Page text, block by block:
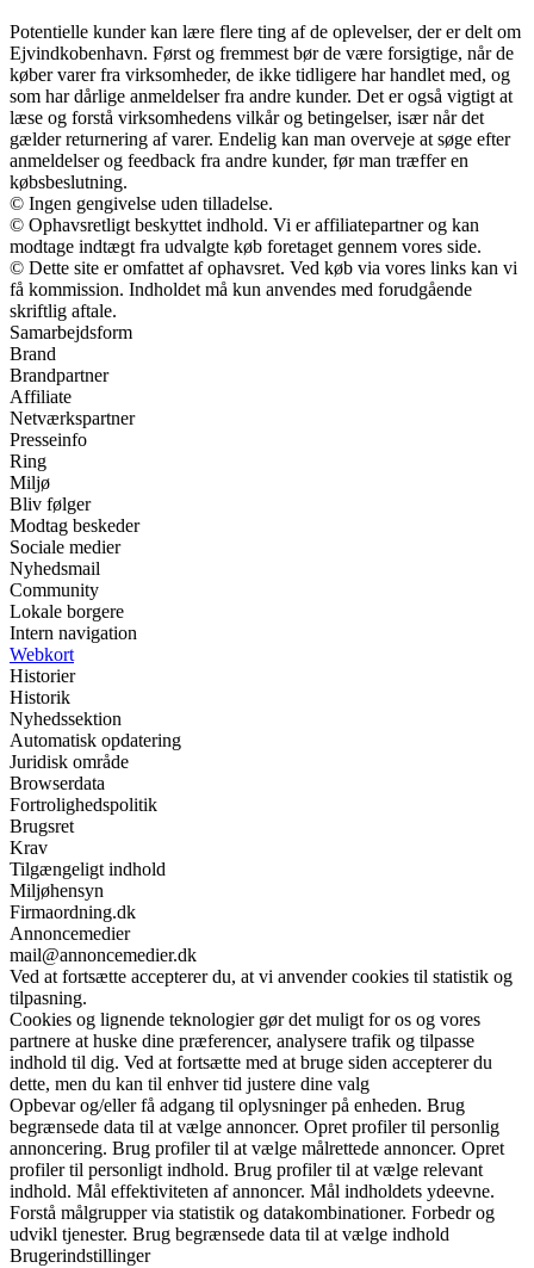
Potentielle kunder kan lære flere ting af de oplevelser, der er delt om
Ejvindkobenhavn. Først og fremmest bør de være forsigtige, når de
køber varer fra virksomheder, de ikke tidligere har handlet med, og
som har dårlige anmeldelser fra andre kunder. Det er også vigtigt at
læse og forstå virksomhedens vilkår og betingelser, især når det
gælder returnering af varer. Endelig kan man overveje at søge efter
anmeldelser og feedback fra andre kunder, før man træffer en
købsbeslutning.
© Ingen gengivelse uden tilladelse.
© Ophavsretligt beskyttet indhold. Vi er affiliatepartner og kan
modtage indtægt fra udvalgte køb foretaget gennem vores side.
© Dette site er omfattet af ophavsret. Ved køb via vores links kan vi
få kommission. Indholdet må kun anvendes med forudgående
skriftlig aftale.
Samarbejdsform
Brand
Brandpartner
Affiliate
Netværkspartner
Presseinfo
Ring
Miljø
Bliv følger
Modtag beskeder
Sociale medier
Nyhedsmail
Community
Lokale borgere
Intern navigation
Webkort
Historier
Historik
Nyhedssektion
Automatisk opdatering
Juridisk område
Browserdata
Fortrolighedspolitik
Brugsret
Krav
Tilgængeligt indhold
Miljøhensyn
Firmaordning.dk
Annoncemedier
mail@annoncemedier.dk
Ved at fortsætte accepterer du, at vi anvender cookies til statistik og
tilpasning.
Cookies og lignende teknologier gør det muligt for os og vores
partnere at huske dine præferencer, analysere trafik og tilpasse
indhold til dig. Ved at fortsætte med at bruge siden accepterer du
dette, men du kan til enhver tid justere dine valg
Opbevar og/eller få adgang til oplysninger på enheden. Brug
begrænsede data til at vælge annoncer. Opret profiler til personlig
annoncering. Brug profiler til at vælge målrettede annoncer. Opret
profiler til personligt indhold. Brug profiler til at vælge relevant
indhold. Mål effektiviteten af annoncer. Mål indholdets ydeevne.
Forstå målgrupper via statistik og datakombinationer. Forbedr og
udvikl tjenester. Brug begrænsede data til at vælge indhold
Brugerindstillinger